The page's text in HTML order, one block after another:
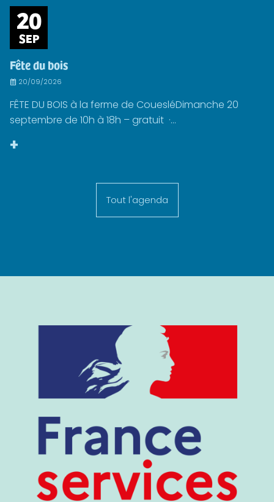
20
SEP
Fête du bois
20/09/2026
FÊTE DU BOIS à la ferme de CouesléDimanche 20
septembre de 10h à 18h – gratuit ·...
+
Tout l'agenda